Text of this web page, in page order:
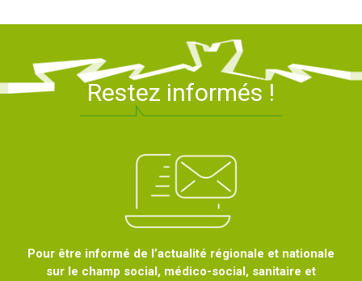
Restez informés !
Pour être informé de l’actualité régionale et nationale
sur le champ social, médico-social, sanitaire et